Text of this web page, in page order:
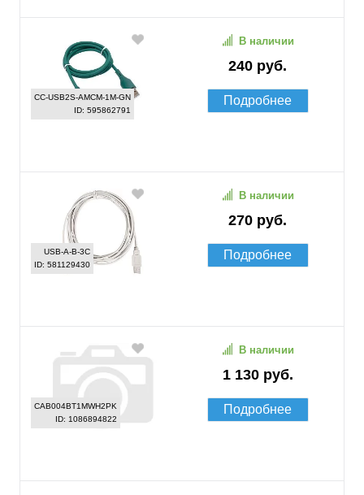
CC-USB2S-AMCM-1M-GN
ID: 595862791
240 руб.
В наличии
Подробнее
USB-A-B-3C
ID: 581129430
270 руб.
В наличии
Подробнее
CAB004BT1MWH2PK
ID: 1086894822
1 130 руб.
В наличии
Подробнее